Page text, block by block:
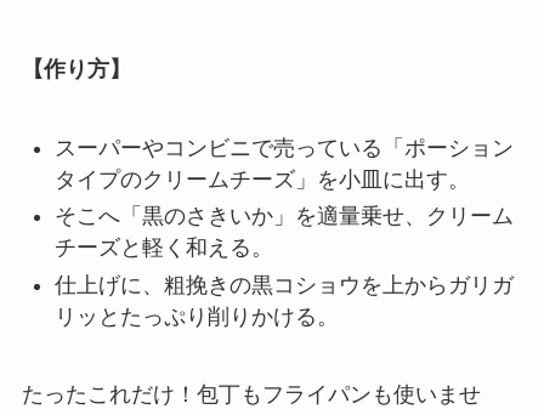
【作り方】
スーパーやコンビニで売っている「ポーション
タイプのクリームチーズ」を小皿に出す。
そこへ「黒のさきいか」を適量乗せ、クリーム
チーズと軽く和える。
仕上げに、粗挽きの黒コショウを上からガリガ
リッとたっぷり削りかける。
たったこれだけ！包丁もフライパンも使いませ